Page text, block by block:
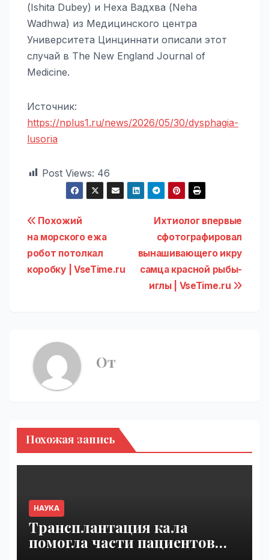
(Ishita Dubey) и Неха Вадхва (Neha
Wadhwa) из Медицинского центра
Университета Цинциннати описали этот
случай в The New England Journal of
Medicine.
Источник:
https://nplus1.ru/news/2026/05/30/dysphagia-
lusoria
Post Views: 46
Навигация
по
записям
Ихтиолог впервые
сфотографировал
вынашивающего икру
самца красной рыбы-
иглы | VseTime.ru
Похожий
на морского ежа
робот потолкал
коробку | VseTime.ru
От
Похожая запись
НАУКА
Трансплантация кала
помогла части пациентов